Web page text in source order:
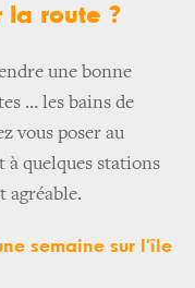
la route ?
une bonne
… les bains de
vous poser au
à quelques stations
agréable.
semaine sur l’île